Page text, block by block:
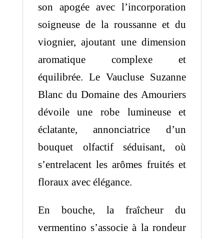
son apogée avec l’incorporation
soigneuse de la roussanne et du
viognier, ajoutant une dimension
aromatique complexe et
équilibrée. Le Vaucluse Suzanne
Blanc du Domaine des Amouriers
dévoile une robe lumineuse et
éclatante, annonciatrice d’un
bouquet olfactif séduisant, où
s’entrelacent les arômes fruités et
floraux avec élégance.
En bouche, la fraîcheur du
vermentino s’associe à la rondeur